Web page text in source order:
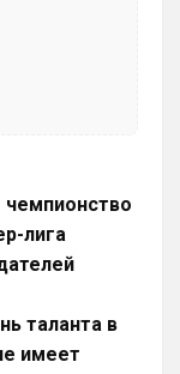
лига
таланта в
имеет